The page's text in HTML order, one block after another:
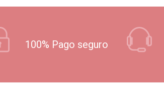
100% Pago seguro